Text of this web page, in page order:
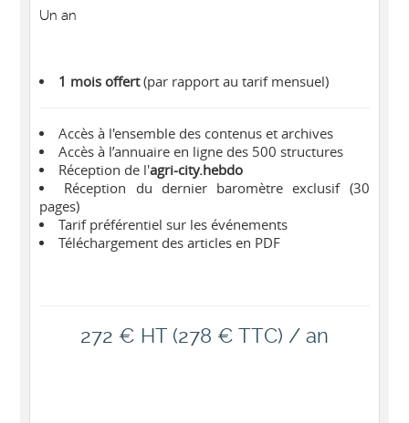
Un an
1 mois offert(par rapport au tarif mensuel)
Accès à l'ensemble des contenus et archives
Accès à l’annuaire en ligne des 500 structures
Réception de l'agri-city.hebdo
Réception du dernier baromètre exclusif (30
pages)
Tarif préférentiel sur les événements
Téléchargement des articles en PDF
272 € HT (278 € TTC) / an